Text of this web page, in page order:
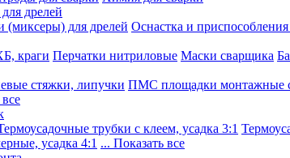
дрелей
(миксеры) для дрелей Оснастка и приспособления
краги Перчатки нитриловые Маски сварщика
стяжки, липучки ПМС площадки монтажные
трубки с клеем, усадка 3:1
усадка 4:1 ... Показать все